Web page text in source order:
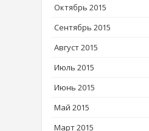
Октябрь 2015
Сентябрь 2015
Август 2015
Июль 2015
Июнь 2015
Май 2015
Март 2015